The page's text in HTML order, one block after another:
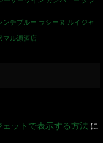
ンチブルー ラシーヌ ルイジャ
マル源酒店
ェットで表示する方法 に